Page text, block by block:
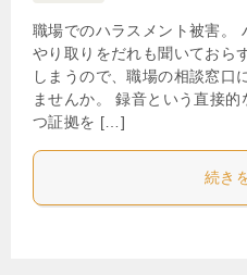
職場でのハラスメント被害。
やり取りをだれも聞いておら
しまうので、職場の相談窓口
ませんか。 録音という直接
つ証拠を […]
続き